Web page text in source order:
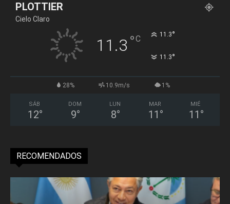
PLOTTIER
Cielo Claro
11.3 °C 11.3°
11.3°
28% 10.9m/s 1%
SÁB
12°
DOM
9°
LUN
8°
MAR
11 °
MIÉ
11 °
RECOMENDADOS